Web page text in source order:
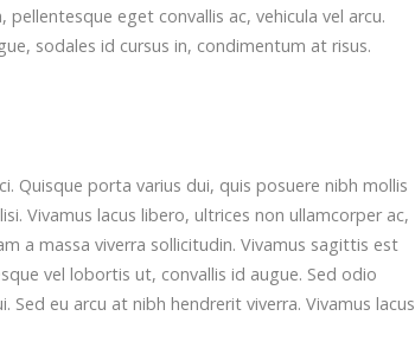
eget convallis ac, vehicula vel arcu.
sodales id cursus in, condimentum at risus.
Quisque porta varius dui, quis posuere nibh mollis
Vivamus lacus libero, ultrices non ullamcorper ac,
a massa viverra sollicitudin. Vivamus sagittis est
vel lobortis ut, convallis id augue. Sed odio
Sed eu arcu at nibh hendrerit viverra. Vivamus lacus